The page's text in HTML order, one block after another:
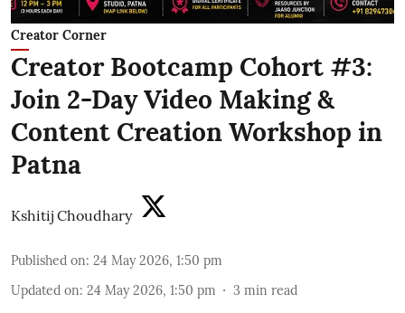
Creator Corner
Creator Bootcamp Cohort #3:
Join 2-Day Video Making &
Content Creation Workshop in
Patna
Kshitij Choudhary
Published on: 24 May 2026, 1:50 pm
Updated on: 24 May 2026, 1:50 pm 3 min read